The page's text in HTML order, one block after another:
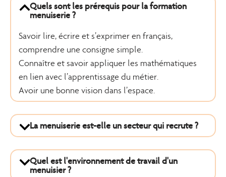
Quels sont les prérequis pour la formation
menuiserie ?
Savoir lire, écrire et s’exprimer en français,
comprendre une consigne simple.
Connaître et savoir appliquer les mathématiques
en lien avec l’apprentissage du métier.
Avoir une bonne vision dans l’espace.
La menuiserie est-elle un secteur qui recrute ?
Quel est l'environnement de travail d'un
menuisier ?